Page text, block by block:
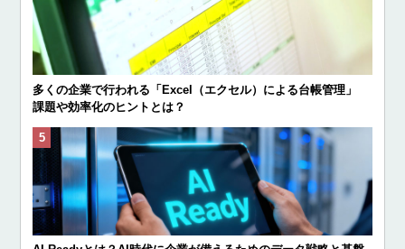
多くの企業で行われる「Excel（エクセル）による台帳管理」
課題や効率化のヒントとは？